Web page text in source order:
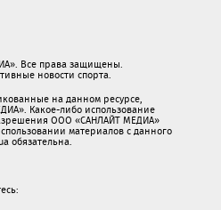
Все права защищены.
новости спорта.
на данном ресурсе,
Какое-либо использование
ООО «САНЛАЙТ МЕДИА»
материалов с данного
обязательна.